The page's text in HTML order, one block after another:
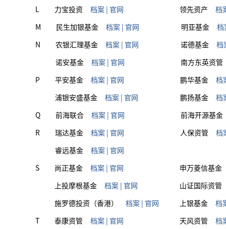
L
力宝投资 档案 | 官网 领先资产
档
M
民生加银基金 档案 | 官网 明亚基金
档
N
农银汇理基金 档案 | 官网 诺德基金
档
诺安基金
档案 | 官网
南方东英资管
P
平安基金 档案 | 官网 鹏华基金
档
浦银安盛基金
档案 | 官网 鹏扬基金
档
Q
前海联合 档案 | 官网
前海开源基金
R
瑞达基金 档案 | 官网 人保资管
档
睿远基金
档案 | 官网
S
尚正基金 档案 | 官网
申万菱信基金
上投摩根基金
档案 | 官网
山证国际资管
施罗德投资（香港）
档案 | 官网 上银基金
档
T
泰康资管 档案 | 官网 天风资管
档